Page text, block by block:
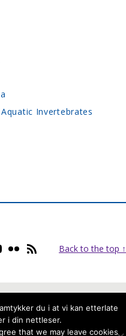
Invertebrates
Back to the top ↑
du i at vi kan etterlate
i din nettleser.
that we may leave cookies